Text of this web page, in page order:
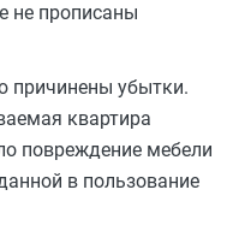
не прописаны
причинены убытки.
квартира
повреждение мебели
в пользование